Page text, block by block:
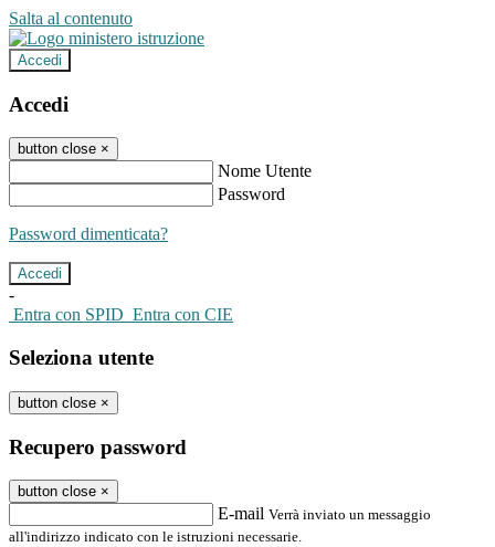
Salta al contenuto
Accedi
Accedi
button close ×
Nome Utente
Password
Password dimenticata?
-
Entra con SPID Entra con CIE
Seleziona utente
button close ×
Recupero password
button close ×
E-mail Verrà inviato un messaggio
all'indirizzo indicato con le istruzioni necessarie.